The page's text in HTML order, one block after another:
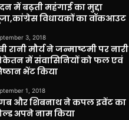
में बढ़ती महंगाई का मुद्दा
विधायकों का वॉकआउट
3, 2018
रानी मौर्य ने जन्माष्टमी पर नारी
में संवासिनियों को फल एवं
भेंट किया
1, 2018
और शिबनाथ ने कपल इवेंट का
अपने नाम किया